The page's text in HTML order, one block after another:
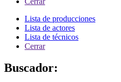
Lista de producciones
Lista de actores
Lista de técnicos
Cerrar
Buscador: